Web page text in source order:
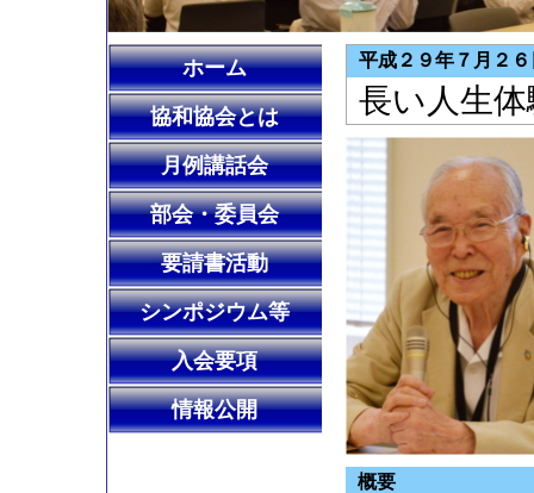
ホーム
協和協会とは
月例講話会
部会・委員会
要請書活動
シンポジウム等
入会要項
情報公開
平成２９年７月２
長い人生
概要